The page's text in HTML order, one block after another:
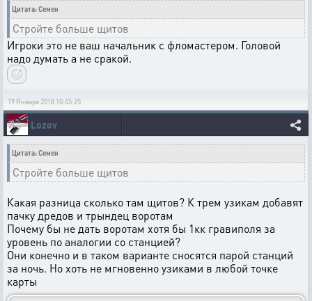
Цитата: Семен
Стройте больше щитов
Игроки это не ваш начальник с фломастером. Головой
надо думать а не сракой.
19 Января 2018 10:45:25
Lozov
Цитата: Семен
Стройте больше щитов
Какая разница сколько там щитов? К трем узикам добавят
пачку дредов и трындец воротам
Почему бы не дать воротам хотя бы 1кк гравиполя за
уровень по аналогии со станцией?
Они конечно и в таком варианте сносятся парой станций
за ночь. Но хоть не мгновенно узиками в любой точке
карты